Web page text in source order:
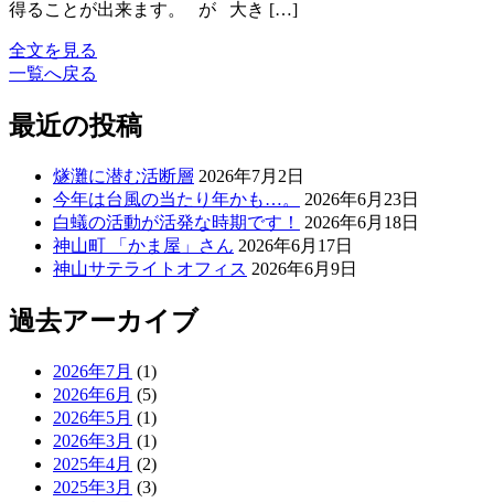
得ることが出来ます。 が 大き […]
全文を見る
一覧へ戻る
最近の投稿
燧灘に潜む活断層 2026年7月2日
今年は台風の当たり年かも…。
2026年6月23日
白蟻の活動が活発な時期です！
2026年6月18日
神山町 「かま屋」さん 2026年6月17日
神山サテライトオフィス 2026年6月9日
過去アーカイブ
2026年7月 (1)
2026年6月 (5)
2026年5月 (1)
2026年3月 (1)
2025年4月 (2)
2025年3月 (3)